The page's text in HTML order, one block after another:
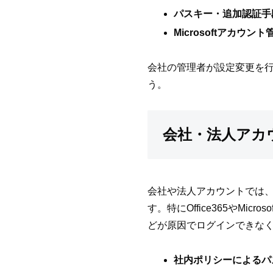
パスキー・追加認証
Microsoftアカウント
会社の管理者が設定変更を
う。
会社・法人ア
会社や法人アカウントでは
す。特にOffice365や
どが原因でログインできな
社内ポリシーによる